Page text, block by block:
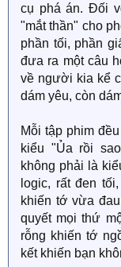
cụ phá án. Đối
"mắt thần" cho
phần tối, phần
đưa ra một câu
về người kia kể
dám yêu, còn
Mỗi tập phim
kiểu "Ủa rồi
không phải là
logic, rất đen
khiến tớ vừa
quyết mọi thứ
rỗng khiến tớ
kết khiến bạn